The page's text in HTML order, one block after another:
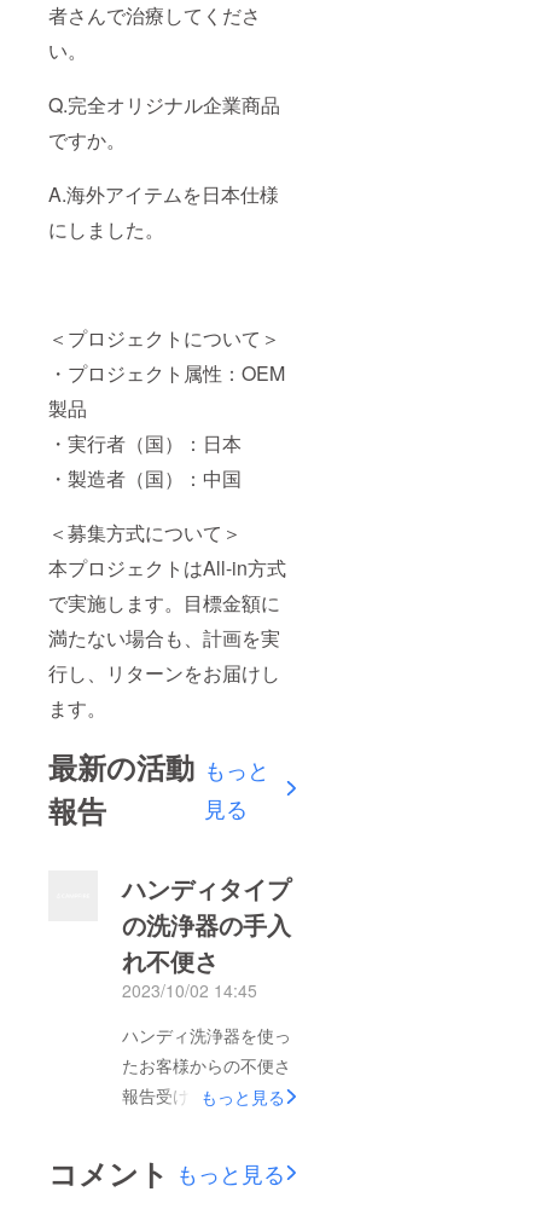
者さんで治療してくださ
い。
Q.完全オリジナル企業商品
ですか。
A.海外アイテムを日本仕様
にしました。
＜プロジェクトについて＞
・プロジェクト属性：OEM
製品
・実行者（国）：日本
・製造者（国）：中国
＜募集方式について＞
本プロジェクトはAll-in方式
で実施します。目標金額に
満たない場合も、計画を実
行し、リターンをお届けし
ます。
最新の活動
報告
もっと
見る
ハンディタイプ
の洗浄器の手入
れ不便さ
2023/10/02 14:45
ハンディ洗浄器を使っ
たお客様からの不便さ
報告受けました。タン
用中に水がなくなっ
た。使用後の水タンク
もっと見る
コメント もっと見る